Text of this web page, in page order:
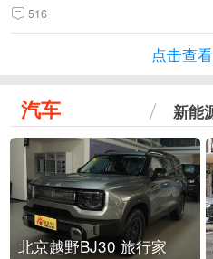
516
点击查
汽车 新能
北京越野BJ30 旅行家